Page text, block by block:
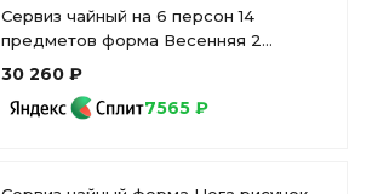
Сервиз чайный на 6 персон 14
предметов форма Весенняя 2
рисунок Саламандра Грей, арт.
30 260 ₽
7565 ₽